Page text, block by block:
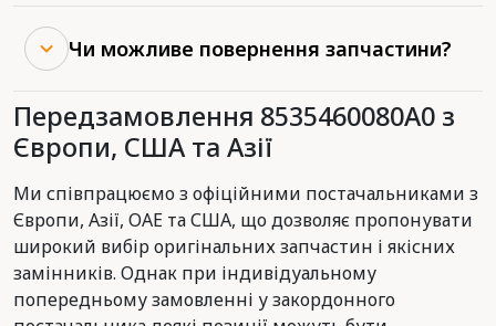
Чи можливе повернення запчастини?
Передзамовлення 8535460080A0 з
Європи, США та Азії
Ми співпрацюємо з офіційними постачальниками з
Європи, Азії, ОАЕ та США, що дозволяє пропонувати
широкий вибір оригінальних запчастин і якісних
замінників. Однак при індивідуальному
попередньому замовленні у закордонного